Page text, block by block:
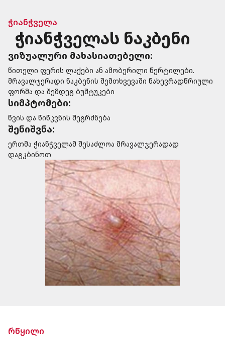
ჭიანჭველა
ჭიანჭველას ნაკბენი
ვიზუალური მახასიათებელი:
წითელი ფერის ლაქები ან ამობერილი წერტილები.
მრავალჯერადი ნაკბენის შემთხვევაში ნახევრადწრიული
ფორმა და შემდეგ ბუშტუკები
სიმპტომები:
წვის და წიწკვნის შეგრძნება
შენიშვნა:
ერთმა ჭიანჭველამ შესაძლოა მრავალჯერადად
დაგკბინოთ
რწყილი